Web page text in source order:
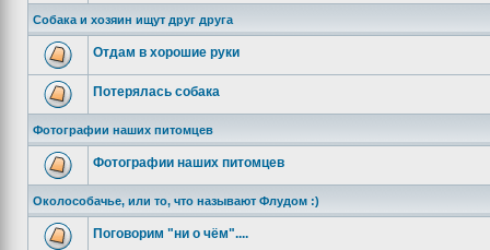
Собака и хозяин ищут друг друга
Отдам в хорошие руки
Потерялась собака
Фотографии наших питомцев
Фотографии наших питомцев
Околособачье, или то, что называют Флудом :)
Поговорим "ни о чём"....